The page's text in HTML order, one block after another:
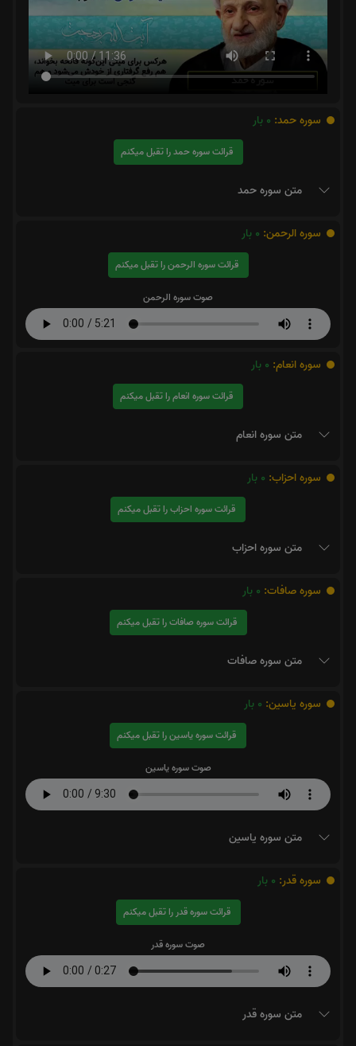
سوره حمد: 0 بار
قرائت سوره حمد را تقبل میکنم
متن سوره حمد
سوره الرحمن: 0 بار
قرائت سوره الرحمن را تقبل میکنم
صوت سوره الرحمن
سوره انعام: 0 بار
قرائت سوره انعام را تقبل میکنم
متن سوره انعام
سوره احزاب: 0 بار
قرائت سوره احزاب را تقبل میکنم
متن سوره احزاب
سوره صافات: 0 بار
قرائت سوره صافات را تقبل میکنم
متن سوره صافات
سوره یاسین: 0 بار
قرائت سوره یاسین را تقبل میکنم
صوت سوره یاسین
متن سوره یاسین
سوره قدر: 0 بار
قرائت سوره قدر را تقبل میکنم
صوت سوره قدر
متن سوره قدر